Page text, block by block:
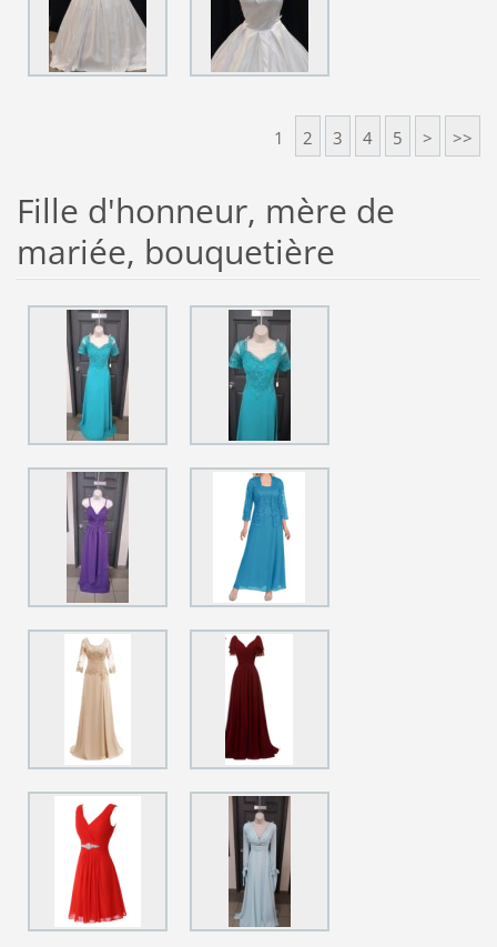
1 2 3 4 5 > >>
Fille d'honneur, mère de
mariée, bouquetière